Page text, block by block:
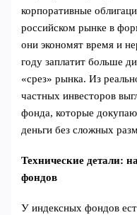
корпоративные
российском рынке в
они экономят время и
году заплатит больше
«срез» рынка. Из
частных инвесторов
фонда, которые
деньги без сложных
Технические детали:
фондов
У индексных фондов